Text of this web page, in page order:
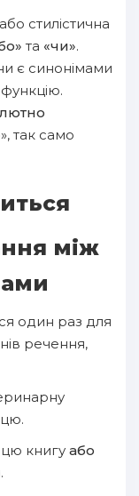
стилістична
та «чи».
є синонімами
так само
між
один раз для
речення,
книгу або